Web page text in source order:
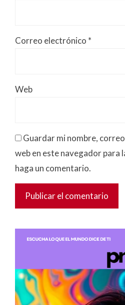
Correo electrónico *
Web
Guardar mi nombre,
web en este navegador para
haga un comentario.